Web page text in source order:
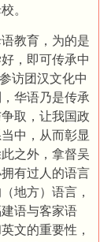
。
教育，为的是
，即可传承中
访团汉文化中
华语乃是传承
取，让我国政
中，从而彰显
之外，拿督吴
有过人的语言
地方）语言，
语与客家语
文的重要性，